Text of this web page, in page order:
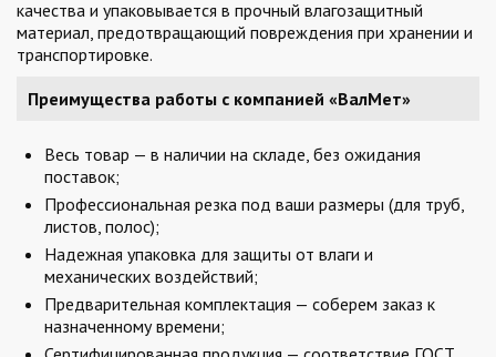
качества и упаковывается в прочный влагозащитный
материал, предотвращающий повреждения при хранении и
транспортировке.
Преимущества работы с компанией «ВалМет»
Весь товар — в наличии на складе, без ожидания
поставок;
Профессиональная резка под ваши размеры (для труб,
листов, полос);
Надежная упаковка для защиты от влаги и
механических воздействий;
Предварительная комплектация — соберем заказ к
назначенному времени;